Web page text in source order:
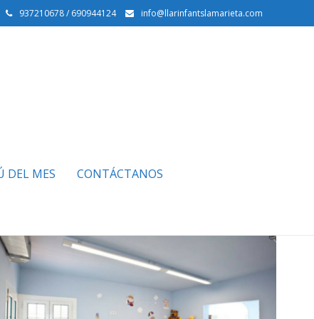
937210678 / 690944124 info@llarinfantslamarieta.com
DEL MES CONTÁCTANOS